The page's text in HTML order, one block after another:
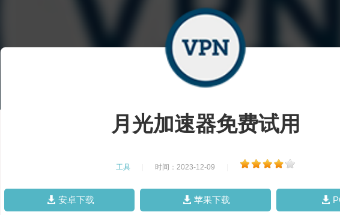
月光加速器免费试用
工具 时间：2023-12-09
安卓下载 苹果下载